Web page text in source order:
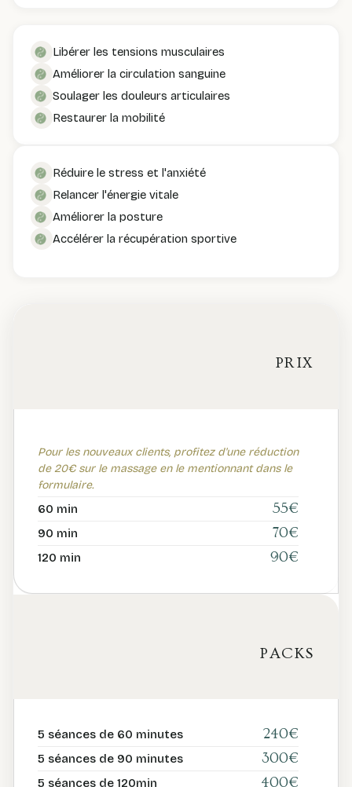
Libérer les tensions musculaires
Améliorer la circulation sanguine
Soulager les douleurs articulaires
Restaurer la mobilité
Réduire le stress et l'anxiété
Relancer l'énergie vitale
Améliorer la posture
Accélérer la récupération sportive
PRIX
Pour les nouveaux clients, profitez d'une réduction
de 20€ sur le massage en le mentionnant dans le
formulaire.
60 min 55€
90 min 70€
120 min 90€
PACKS
5 séances de 60 minutes 240€
5 séances de 90 minutes 300€
5 séances de 120min 400€